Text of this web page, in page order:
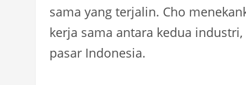
sama yang terjalin. Cho
kerja sama antara kedua
pasar Indonesia.